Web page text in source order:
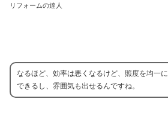
リフォームの達人
なるほど、効率は悪くなるけど、照度を均一に
できるし、雰囲気も出せるんですね。